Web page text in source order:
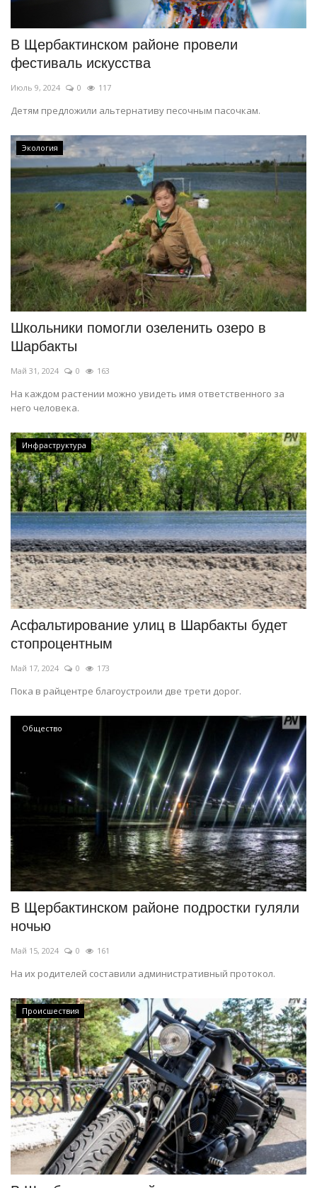
В Щербактинском районе провели
фестиваль искусства
Июль 9, 2024 0 117
Детям предложили альтернативу песочным пасочкам.
Экология
Школьники помогли озеленить озеро в
Шарбакты
Май 31, 2024 0 163
На каждом растении можно увидеть имя ответственного за
него человека.
Инфраструктура
Асфальтирование улиц в Шарбакты будет
стопроцентным
Май 17, 2024 0 173
Пока в райцентре благоустроили две трети дорог.
Общество
В Щербактинском районе подростки гуляли
ночью
Май 15, 2024 0 161
На их родителей составили административный протокол.
Происшествия